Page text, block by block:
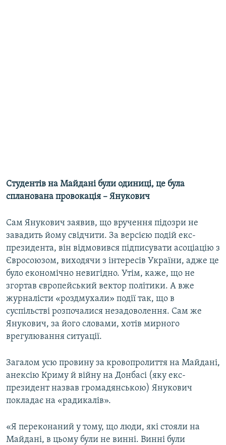
Студентів на Майдані були одиниці, це була
спланована провокація – Янукович
Сам Янукович заявив, що вручення підозри не
завадить йому свідчити. За версією подій екс-
президента, він відмовився підписувати асоціацію з
Євросоюзом, виходячи з інтересів України, адже це
було економічно невигідно. Утім, каже, що не
згортав європейський вектор політики. А вже
журналісти «роздмухали» події так, що в
суспільстві розпочалися незадоволення. Сам же
Янукович, за його словами, хотів мирного
врегулювання ситуації.
Загалом усю провину за кровопролиття на Майдані,
анексію Криму й війну на Донбасі (яку екс-
президент назвав громадянською) Янукович
покладає на «радикалів».
«Я переконаний у тому, що люди, які стояли на
Майдані, в цьому були не винні. Винні були